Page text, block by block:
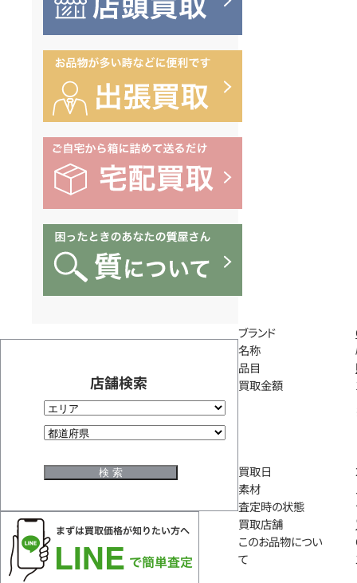
店舗検索
ブランド
名称
品目
買取金額
買取日
素材
査定時の状態
買取店舗
このお品物につい
て